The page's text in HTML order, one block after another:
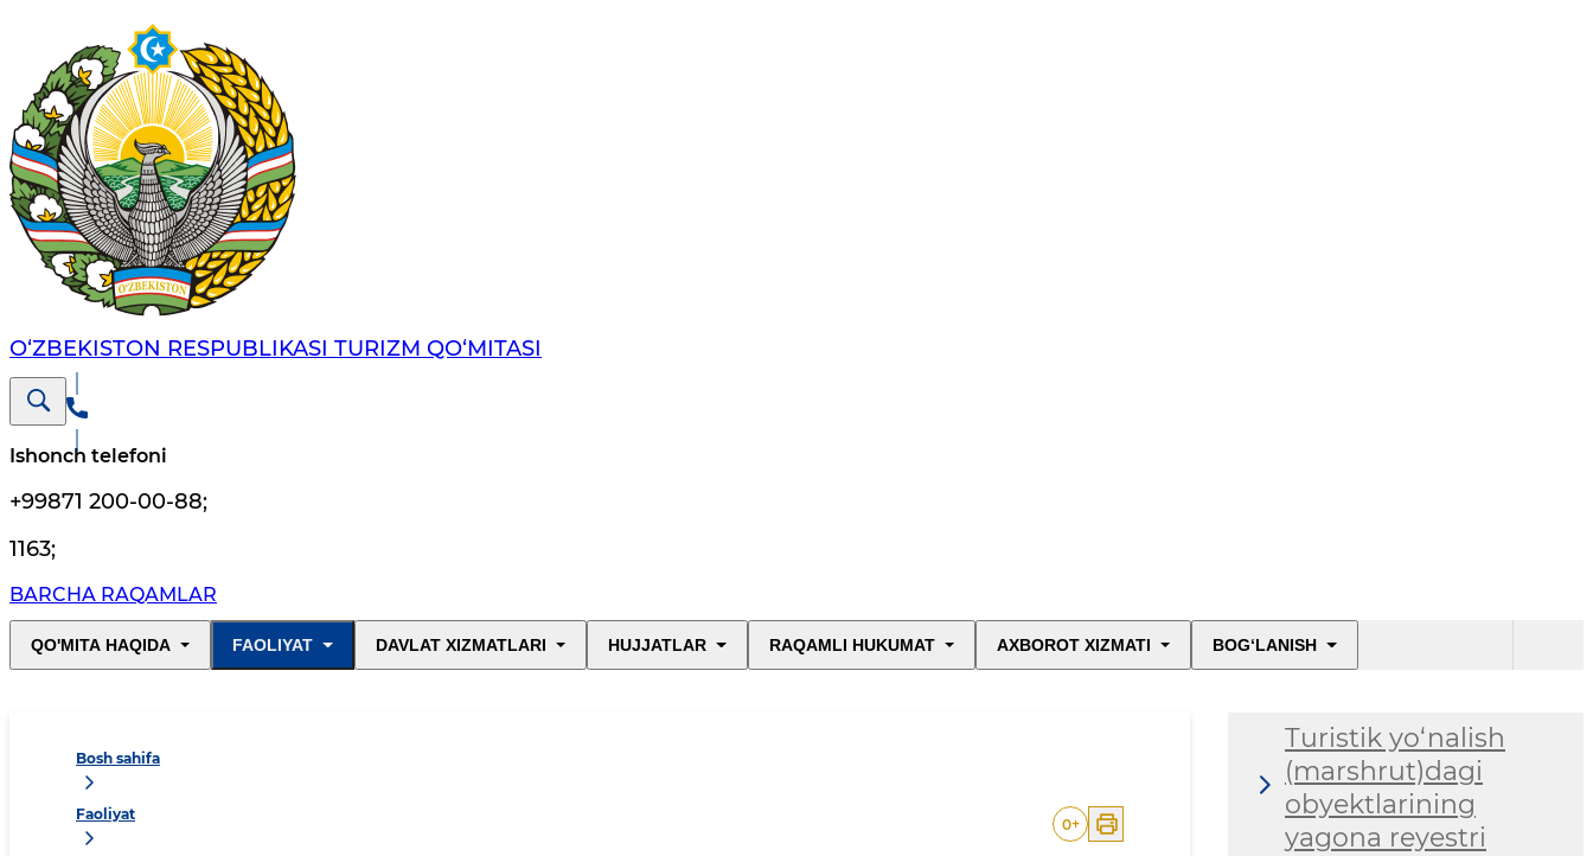
O‘ZBEKISTON RESPUBLIKASI TURIZM QO‘MITASI
Ishonch telefoni
+99871 200-00-88;
1163;
BARCHA RAQAMLAR
QO'MITA HAQIDA FAOLIYAT DAVLAT XIZMATLARI HUJJATLAR RAQAMLI HUKUMAT AXBOROT XIZMATI BOG‘LANISH
Bosh sahifa
Faoliyat
0+
Turistik yo‘nalish
(marshrut)dagi
obyektlarining
yagona reyestri